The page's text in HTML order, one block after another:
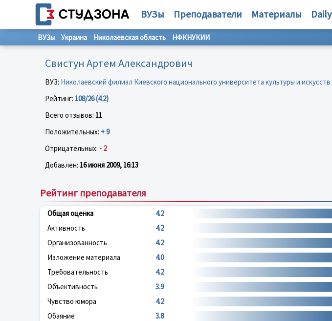
ВУЗы Преподаватели Материалы Daily
ВУЗы Украина Николаевская область НФКНУКИИ
Свистун Артем Александрович
ВУЗ: Николаевский филиал Киевского национального университета культуры и искусств
Рейтинг: 108/26 (4.2)
Всего отзывов: 11
Положительных: + 9
Отрицательных: - 2
Добавлен: 16 июня 2009, 16:13
Рейтинг преподавателя
Общая оценка 4.2
Активность
4.2
Организованность
4.2
Изложение материала
4.0
Требовательность
4.2
Объективность
3.9
Чувство юмора
4.2
Обаяние
3.8